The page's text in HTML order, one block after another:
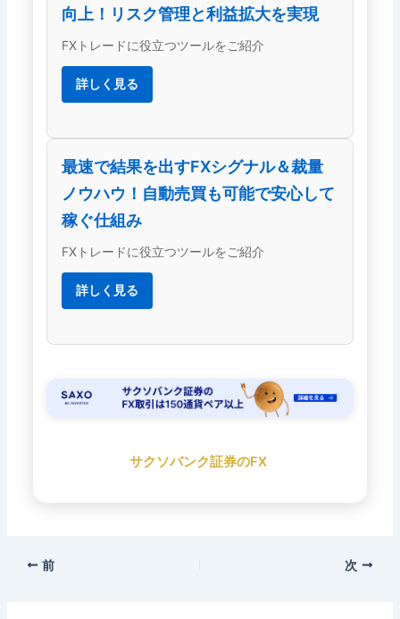
向上！リスク管理と利益拡大を実現
FXトレードに役立つツールをご紹介
詳しく見る
最速で結果を出すFXシグナル＆裁量
ノウハウ！自動売買も可能で安心して
稼ぐ仕組み
FXトレードに役立つツールをご紹介
詳しく見る
サクソバンク証券のFX
前 次